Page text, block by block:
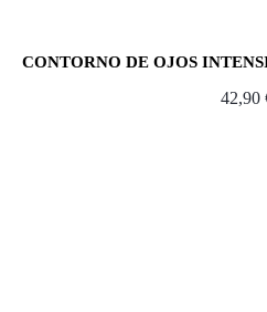
CONTORNO DE OJOS
42,90